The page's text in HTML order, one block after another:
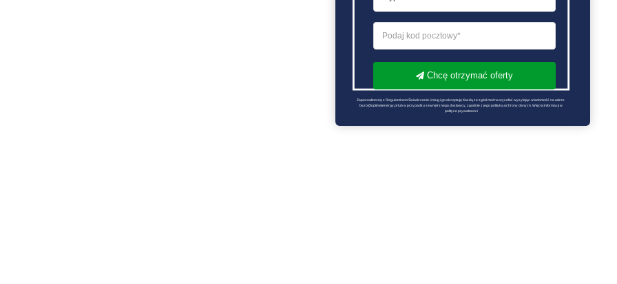
Chcę otrzymać oferty
Zapoznałem się z Regulaminem Świadczenie Usług i go akceptuję Każdą ze zgód można wycofać wysyłając wiadomość na adres
biuro@optimalenergy.pl lub w przypadku zewnętrznego dostawcy, zgodnie z jego polityką ochrony danych. Więcej informacji w
polityce prywatności